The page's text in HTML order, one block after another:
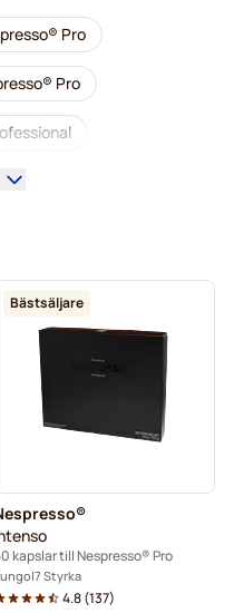
Pro
Pro
Pro
Bästsäljare
kapslar till Nespresso® Pro
7 Styrka
4.8(137)